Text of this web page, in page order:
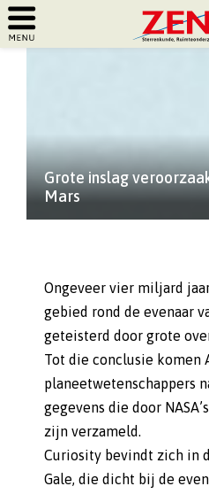
PRIMARY
Grote inslag
Mars
Ongeveer vier miljard
gebied rond de evenaar
geteisterd door grote
Tot die conclusie komen
planeetwetenschappers
gegevens die door
zijn verzameld.
Curiosity bevindt zich in
Gale, die dicht bij de